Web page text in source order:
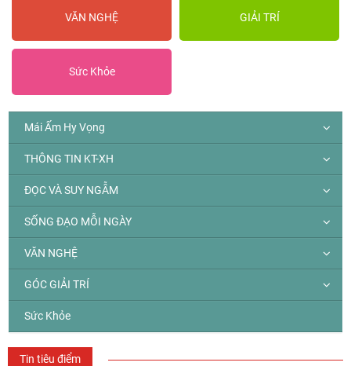
VĂN NGHỆ GIẢI TRÍ
Sức Khỏe
Mái Ấm Hy Vọng
THÔNG TIN KT-XH
ĐỌC VÀ SUY NGẪM
SỐNG ĐẠO MỖI NGÀY
VĂN NGHỆ
GÓC GIẢI TRÍ
Sức Khỏe
Tin tiêu điểm